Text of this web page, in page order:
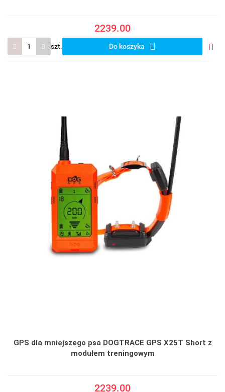
2239.00
szt. Do koszyka
GPS dla mniejszego psa DOGTRACE GPS X25T Short z
modułem treningowym
2239.00